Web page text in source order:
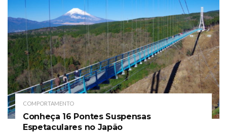
COMPORTAMENTO
Conheça 16 Pontes Suspensas
Espetaculares no Japão